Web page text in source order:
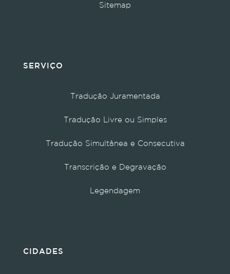
Sitemap
SERVIÇO
Tradução Juramentada
Tradução Livre ou Simples
Tradução Simultânea e Consecutiva
Transcrição e Degravação
Legendagem
CIDADES